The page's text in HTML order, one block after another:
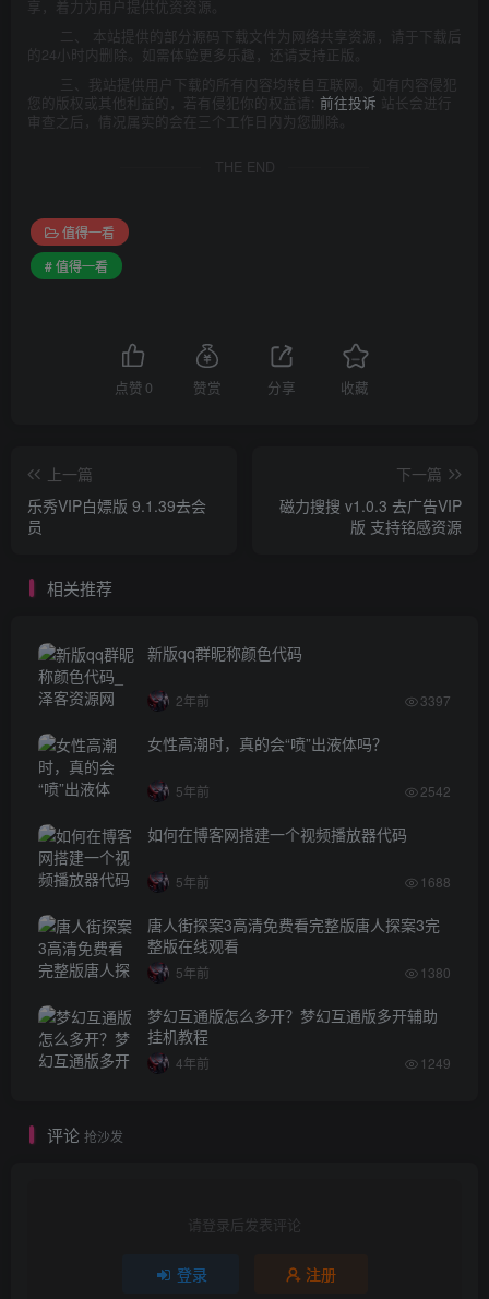
享，着力为用户提供优资资源。
二、 本站提供的部分源码下载文件为网络共享资源，请于下载后
的24小时内删除。如需体验更多乐趣，还请支持正版。
三、我站提供用户下载的所有内容均转自互联网。如有内容侵犯
您的版权或其他利益的，若有侵犯你的权益请: 前往投诉 站长会进行
审查之后，情况属实的会在三个工作日内为您删除。
THE END
值得一看
# 值得一看
点赞 0 赞赏 分享 收藏
上一篇
乐秀VIP白嫖版 9.1.39去会
员
下一篇
磁力搜搜 v1.0.3 去广告VIP
版 支持铭感资源
相关推荐
新版qq群昵称颜色代码
2年前 3397
女性高潮时，真的会“喷”出液体吗？
5年前 2542
如何在博客网搭建一个视频播放器代码
5年前 1688
唐人街探案3高清免费看完整版唐人探案3完
整版在线观看
5年前 1380
梦幻互通版怎么多开？梦幻互通版多开辅助
挂机教程
4年前 1249
评论 抢沙发
请登录后发表评论
登录 注册